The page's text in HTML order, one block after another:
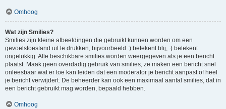
Omhoog
Wat zijn Smilies?
Smilies zijn kleine afbeeldingen die gebruikt kunnen worden om een
gevoelstoestand uit te drukken, bijvoorbeeld :) betekent blij, :( betekent
ongelukkig. Alle beschikbare smilies worden weergegeven als je een bericht
plaatst. Maak geen overdadig gebruik van smilies, ze maken een bericht snel
onleesbaar wat er toe kan leiden dat een moderator je bericht aanpast of heel
je bericht verwijdert. De beheerder kan ook een maximaal aantal smilies, dat in
een bericht gebruikt mag worden, bepaald hebben.
Omhoog